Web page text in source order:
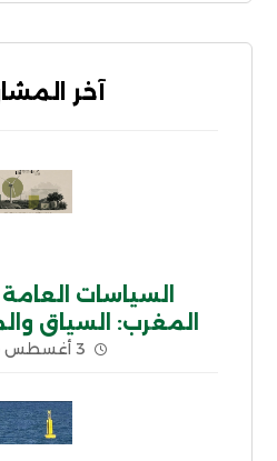
آخر
السياسات
المغرب: السياق
3 أغسطس 2026